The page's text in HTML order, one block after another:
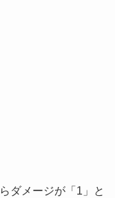
ダメージが「1」と